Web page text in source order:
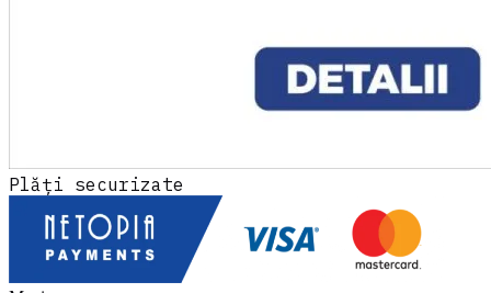
Aveam un audit pe finanțarea PNRR și
echipamentul promis nu apăruse. Uzinex l-a
observații."
Sorin Vasile
Facility Manager · DataCenter One
★★★★★
Plăți securizate